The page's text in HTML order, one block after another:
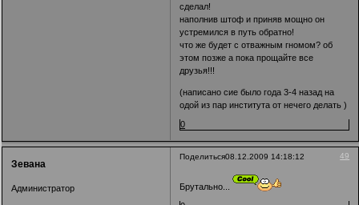
сделал!
наполнив штоф и приняв мощно он
устремился в путь обратно!
что же будет с отважным гномом? об
этом позже а пока прощайте все
друзья!!!
(написано сие было года 3-4 назад на
одой из пар института от нечего делать )
0
Поделиться 49
08.12.2009 14:18:12
Зевана
Администратор
Брутально...